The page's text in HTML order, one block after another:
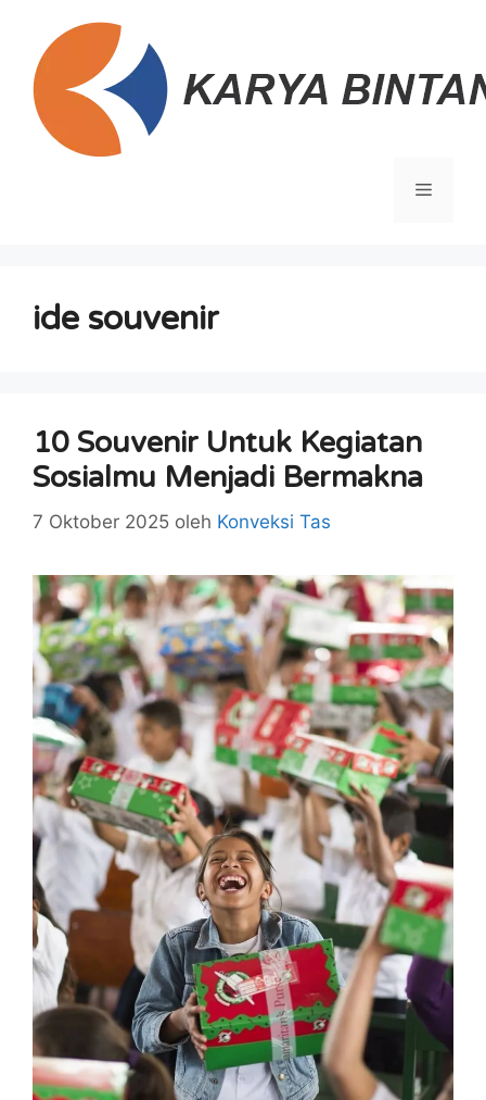
Menu
ide souvenir
10 Souvenir Untuk Kegiatan
Sosialmu Menjadi Bermakna
7 Oktober 2025 oleh Konveksi Tas